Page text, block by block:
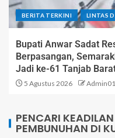
BERITA TERKINI LINTAS
Bupati Anwar Sadat
Berpasangan,
Jadi ke-61 Tanjab
5 Agustus 2026 Admin01
PENCARI
PEMBUNUHAN DI